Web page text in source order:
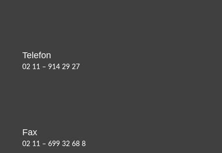
Telefon
02 11 – 914 29 27
Fax
02 11 – 699 32 68 8